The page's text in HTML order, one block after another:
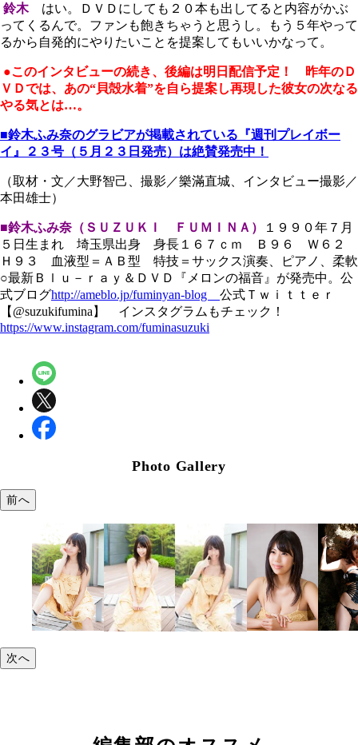
鈴木はい。ＤＶＤにしても２０本も出してると内容がかぶ
ってくるんで。ファンも飽きちゃうと思うし。もう５年やって
るから自発的にやりたいことを提案してもいいかなって。
●このインタビューの続き、後編は明日配信予定！ 昨年のＤ
ＶＤでは、あの“貝殻水着”を自ら提案し再現した彼女の次なる
やる気とは…。
■鈴木ふみ奈のグラビアが掲載されている『週刊プレイボー
イ』２３号（５月２３日発売）は絶賛発売中！
（取材・文／大野智己、撮影／樂滿直城、インタビュー撮影／
本田雄士）
■鈴木ふみ奈（ＳＵＺＵＫＩ ＦＵＭＩＮＡ）
１９９０年７月
５日生まれ 埼玉県出身 身長１６７ｃｍ Ｂ９６ Ｗ６２
Ｈ９３ 血液型＝ＡＢ型 特技＝サックス演奏、ピアノ、柔軟
○最新Ｂｌｕ－ｒａｙ＆ＤＶＤ『メロンの福音』が発売中。公
式ブログhttp://ameblo.jp/fuminyan-blog 公式Ｔｗｉｔｔｅｒ
【@suzukifumina】 インスタグラムもチェック！
https://www.instagram.com/fuminasuzuki
Photo Gallery
前へ
次へ